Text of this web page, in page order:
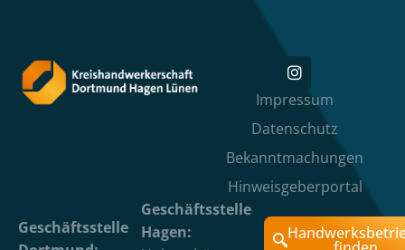
Impressum
Datenschutz
Bekanntmachungen
Hinweisgeberportal
Geschäftsstelle
Geschäftsstelle
Hagen: